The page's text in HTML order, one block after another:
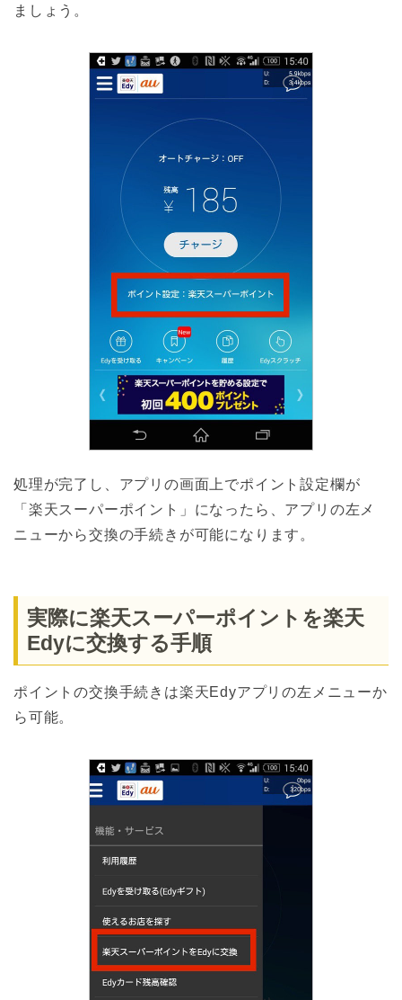
ましょう。
処理が完了し、アプリの画面上でポイント設定欄が
「楽天スーパーポイント」になったら、アプリの左メ
ニューから交換の手続きが可能になります。
実際に楽天スーパーポイントを楽天
Edyに交換する手順
ポイントの交換手続きは楽天Edyアプリの左メニューか
ら可能。